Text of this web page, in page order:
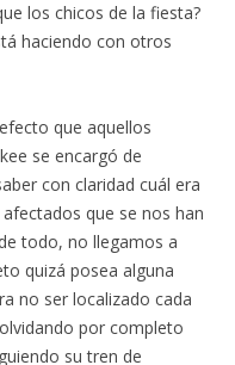
los chicos de la fiesta?
haciendo con otros
que aquellos
se encargó de
con claridad cuál era
que se nos han
todo, no llegamos a
quizá posea alguna
no ser localizado cada
por completo
su tren de